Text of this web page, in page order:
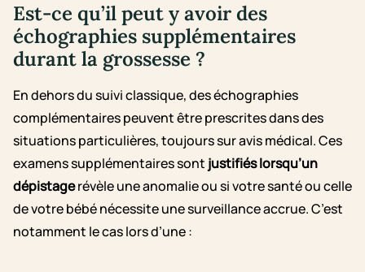
Est-ce qu’il peut y avoir des
échographies supplémentaires
durant la grossesse ?
En dehors du suivi classique, des échographies
complémentaires peuvent être prescrites dans des
situations particulières, toujours sur avis médical. Ces
examens supplémentaires sont justifiés lorsqu’un
dépistagerévèle une anomalie ou si votre santé ou celle
de votre bébé nécessite une surveillance accrue. C’est
notamment le cas lors d’une :